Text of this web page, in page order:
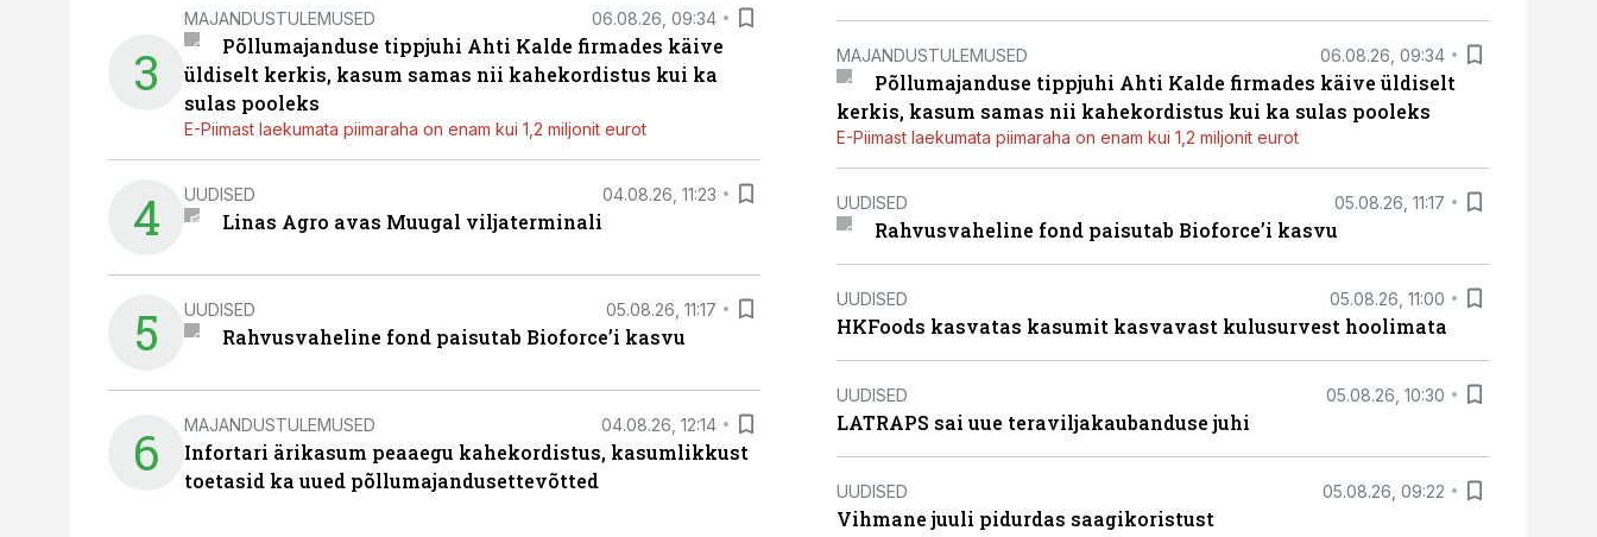
3
MAJANDUSTULEMUSED 06.08.26, 09:34
Põllumajanduse tippjuhi Ahti Kalde firmades käive
üldiselt kerkis, kasum samas nii kahekordistus kui ka
sulas pooleks
E-Piimast laekumata piimaraha on enam kui 1,2 miljonit eurot
4 UUDISED 04.08.26, 11:23
Linas Agro avas Muugal viljaterminali
5 UUDISED 05.08.26, 11:17
Rahvusvaheline fond paisutab Bioforce’i kasvu
6 MAJANDUSTULEMUSED 04.08.26, 12:14
Infortari ärikasum peaaegu kahekordistus, kasumlikkust
toetasid ka uued põllumajandusettevõtted
MAJANDUSTULEMUSED 06.08.26, 09:34
Põllumajanduse tippjuhi Ahti Kalde firmades käive üldiselt
kerkis, kasum samas nii kahekordistus kui ka sulas pooleks
E-Piimast laekumata piimaraha on enam kui 1,2 miljonit eurot
UUDISED 05.08.26, 11:17
Rahvusvaheline fond paisutab Bioforce’i kasvu
UUDISED 05.08.26, 11:00
HKFoods kasvatas kasumit kasvavast kulusurvest hoolimata
UUDISED 05.08.26, 10:30
LATRAPS sai uue teraviljakaubanduse juhi
UUDISED 05.08.26, 09:22
Vihmane juuli pidurdas saagikoristust